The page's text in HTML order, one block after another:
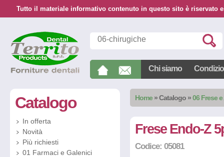
Tutto il materiale informativo contenuto in questo sito è riservato
Chi siamo
Home »Catalogo »06 Frese
Catalogo
In offerta
Novità
Più richiesti
01 Farmaci e Galenici
Frese Endo-Z
Codice: 05081